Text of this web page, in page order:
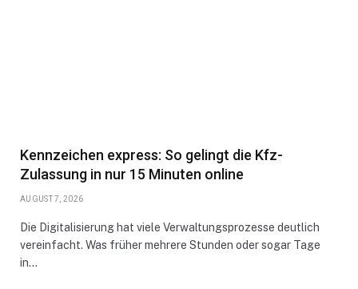
Kennzeichen express: So gelingt die Kfz-
Zulassung in nur 15 Minuten online
AUGUST 7, 2026
Die Digitalisierung hat viele Verwaltungsprozesse deutlich
vereinfacht. Was früher mehrere Stunden oder sogar Tage
in…